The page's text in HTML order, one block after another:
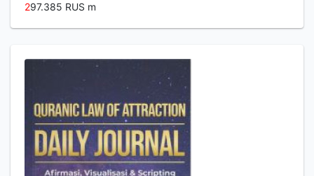
297.385 RUS m